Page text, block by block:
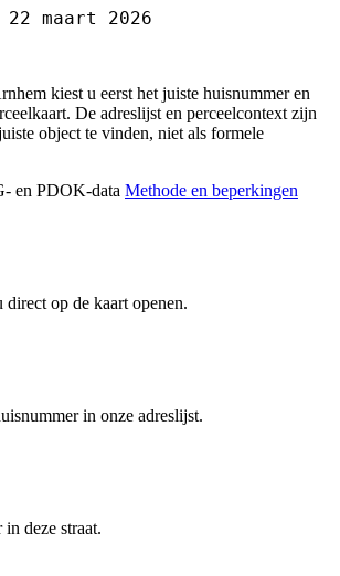
maart 2026
kiest u eerst het juiste huisnummer en
De adreslijst en perceelcontext zijn
object te vinden, niet als formele
en PDOK-data Methode en beperkingen
direct op de kaart openen.
in onze adreslijst.
deze straat.